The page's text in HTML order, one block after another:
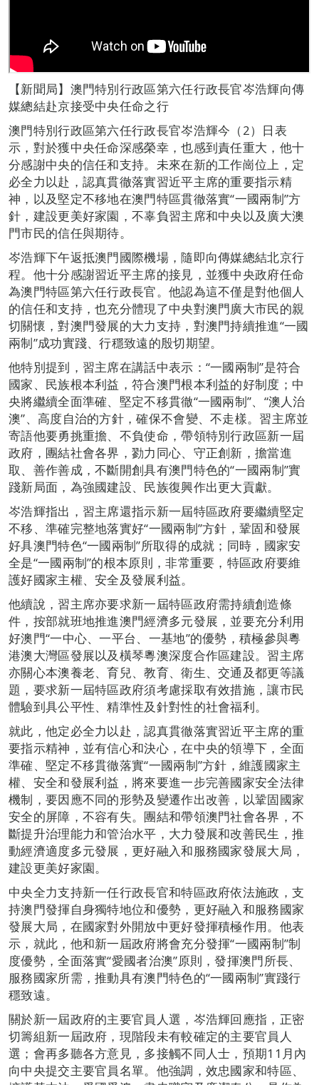
【新聞局】澳門特別行政區第六任行政長官岑浩輝向傳
媒總結赴京接受中央任命之行
澳門特別行政區第六任行政長官岑浩輝今（2）日表
示，對於獲中央任命深感榮幸，也感到責任重大，他十
分感謝中央的信任和支持。未來在新的工作崗位上，定
必全力以赴，認真貫徹落實習近平主席的重要指示精
神，以及堅定不移地在澳門特區貫徹落實“一國兩制”方
針，建設更美好家園，不辜負習主席和中央以及廣大澳
門市民的信任與期待。
岑浩輝下午返抵澳門國際機場，隨即向傳媒總結北京行
程。他十分感謝習近平主席的接見，並獲中央政府任命
為澳門特區第六任行政長官。他認為這不僅是對他個人
的信任和支持，也充分體現了中央對澳門廣大市民的親
切關懷，對澳門發展的大力支持，對澳門持續推進“一國
兩制”成功實踐、行穩致遠的殷切期望。
他特別提到，習主席在講話中表示：“一國兩制”是符合
國家、民族根本利益，符合澳門根本利益的好制度；中
央將繼續全面準確、堅定不移貫徹“一國兩制”、“澳人治
澳”、高度自治的方針，確保不會變、不走樣。習主席並
寄語他要勇挑重擔、不負使命，帶領特別行政區新一屆
政府，團結社會各界，勠力同心、守正創新，擔當進
取、善作善成，不斷開創具有澳門特色的“一國兩制”實
踐新局面，為強國建設、民族復興作出更大貢獻。
岑浩輝指出，習主席還指示新一屆特區政府要繼續堅定
不移、準確完整地落實好“一國兩制”方針，鞏固和發展
好具澳門特色“一國兩制”所取得的成就；同時，國家安
全是“一國兩制”的根本原則，非常重要，特區政府要維
護好國家主權、安全及發展利益。
他續說，習主席亦要求新一屆特區政府需持續創造條
件，按部就班地推進澳門經濟多元發展，並要充分利用
好澳門“一中心、一平台、一基地”的優勢，積極參與粵
港澳大灣區發展以及橫琴粵澳深度合作區建設。習主席
亦關心本澳養老、育兒、教育、衛生、交通及都更等議
題，要求新一屆特區政府須考慮採取有效措施，讓市民
體驗到具公平性、精準性及針對性的社會福利。
就此，他定必全力以赴，認真貫徹落實習近平主席的重
要指示精神，並有信心和決心，在中央的領導下，全面
準確、堅定不移貫徹落實“一國兩制”方針，維護國家主
權、安全和發展利益，將來要進一步完善國家安全法律
機制，要因應不同的形勢及變遷作出改善，以鞏固國家
安全的屏障，不容有失。團結和帶領澳門社會各界，不
斷提升治理能力和管治水平，大力發展和改善民生，推
動經濟適度多元發展，更好融入和服務國家發展大局，
建設更美好家園。
中央全力支持新一任行政長官和特區政府依法施政，支
持澳門發揮自身獨特地位和優勢，更好融入和服務國家
發展大局，在國家對外開放中更好發揮積極作用。他表
示，就此，他和新一屆政府將會充分發揮“一國兩制”制
度優勢，全面落實“愛國者治澳”原則，發揮澳門所長、
服務國家所需，推動具有澳門特色的“一國兩制”實踐行
穩致遠。
關於新一屆政府的主要官員人選，岑浩輝回應指，正密
切籌組新一屆政府，現階段未有較確定的主要官員人
選；會再多聽各方意見，多接觸不同人士，預期11月內
向中央提交主要官員名單。他強調，效忠國家和特區、